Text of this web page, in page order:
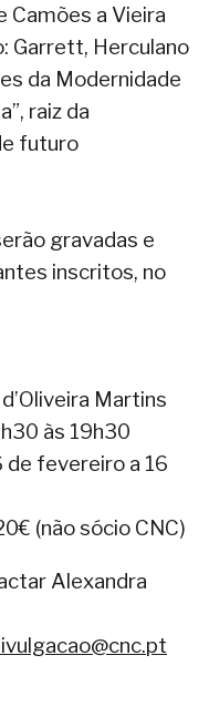
Camões a Vieira
Garrett, Herculano
da Modernidade
raiz da
futuro
gravadas e
inscritos, no
Martins
às 19h30
de fevereiro a 16
(não sócio CNC)
Alexandra